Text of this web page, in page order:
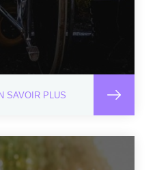
SAVOIR PLUS